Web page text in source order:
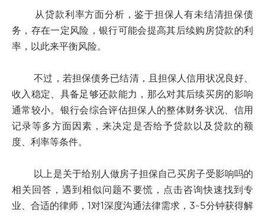
从贷款利率方面分析，鉴于担保人有未结清担保债
务，存在一定风险，银行可能会提高其后续购房贷款的利
率，以此来平衡风险。
不过，若担保债务已结清，且担保人信用状况良好、
收入稳定、具备足够还款能力，那么对其后续买房的影响
通常较小。银行会综合评估担保人的整体财务状况、信用
记录等多方面因素，来决定是否给予贷款以及贷款的额
度、利率等条件。
以上是关于给别人做房子担保自己买房子受影响吗的
相关回答，遇到相似问题不要慌，点击咨询快速找到专
业、合适的律师，1对1深度沟通法律需求，3~5分钟获得解